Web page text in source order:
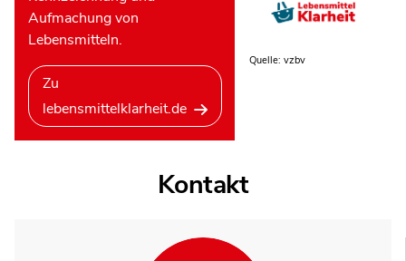
Aufmachung von
Lebensmitteln.
Zu
lebensmittelklarheit.de
Quelle: vzbv
Kontakt